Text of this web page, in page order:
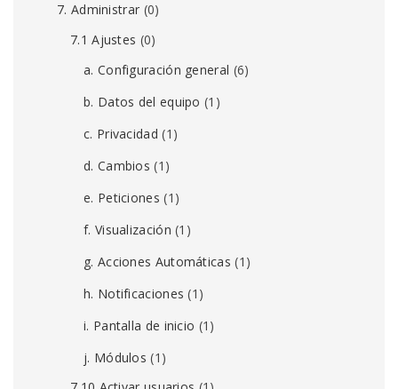
7. Administrar (0)
7.1 Ajustes (0)
a. Configuración general (6)
b. Datos del equipo (1)
c. Privacidad (1)
d. Cambios (1)
e. Peticiones (1)
f. Visualización (1)
g. Acciones Automáticas (1)
h. Notificaciones (1)
i. Pantalla de inicio (1)
j. Módulos (1)